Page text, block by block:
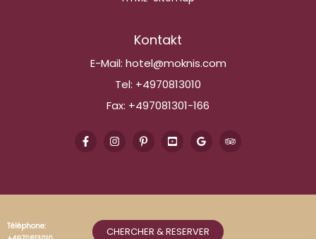
Kontakt
E-Mail: hotel@moknis.com
Tel: +4970813010
Fax: +497081301-166
Téléphone:
CHERCHER & RESERVER